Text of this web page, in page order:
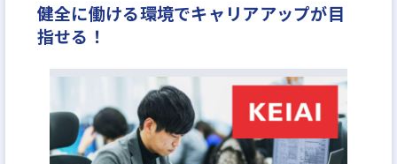
健全に働ける環境でキャリアアップが目
指せる！